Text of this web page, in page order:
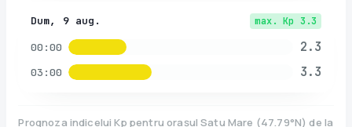
Dum, 9 aug. max. Kp 3.3
00:00 2.3
03:00 3.3
Prognoza indicelui Kp pentru orașul Satu Mare (47.79°N)de la